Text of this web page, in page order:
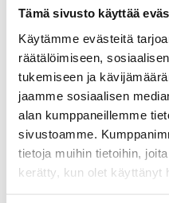
Tämä sivusto käyttää
Käytämme evästeitä
räätälöimiseen,
tukemiseen ja
jaamme sosiaalisen
alan kumppaneillemme
sivustoamme.
tietoja muihin tietoihin,
kerätty, kun olet käyttänyt
Juicy Hose Fitting Kit
Jarruvaraosat
AVID Hose Accessory on
alkuperäinen varaosa, joka on
suunniteltu erityisesti Juicy 5-
ja 7-jarrumalleille. Tämä
luotettavan ja tarkasti istuvan
ratkaisun, joka varmistaa ...